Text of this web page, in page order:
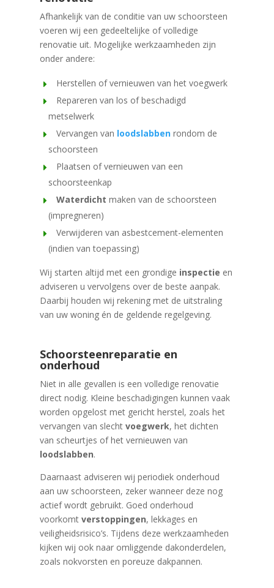
Afhankelijk van de conditie van uw schoorsteen
voeren wij een gedeeltelijke of volledige
renovatie uit. Mogelijke werkzaamheden zijn
onder andere:
Herstellen of vernieuwen van het voegwerk
Repareren van los of beschadigd
metselwerk
Vervangen van loodslabbenrondom de
schoorsteen
Plaatsen of vernieuwen van een
schoorsteenkap
Waterdicht maken van de schoorsteen
(impregneren)
Verwijderen van asbestcement-elementen
(indien van toepassing)
Wij starten altijd met een grondige inspectie en
adviseren u vervolgens over de beste aanpak.
Daarbij houden wij rekening met de uitstraling
van uw woning én de geldende regelgeving.
Schoorsteenreparatie en
onderhoud
Niet in alle gevallen is een volledige renovatie
direct nodig. Kleine beschadigingen kunnen vaak
worden opgelost met gericht herstel, zoals het
vervangen van slecht voegwerk, het dichten
van scheurtjes of het vernieuwen van
loodslabben.
Daarnaast adviseren wij periodiek onderhoud
aan uw schoorsteen, zeker wanneer deze nog
actief wordt gebruikt. Goed onderhoud
voorkomt verstoppingen, lekkages en
veiligheidsrisico’s. Tijdens deze werkzaamheden
kijken wij ook naar omliggende dakonderdelen,
zoals nokvorsten en poreuze dakpannen.